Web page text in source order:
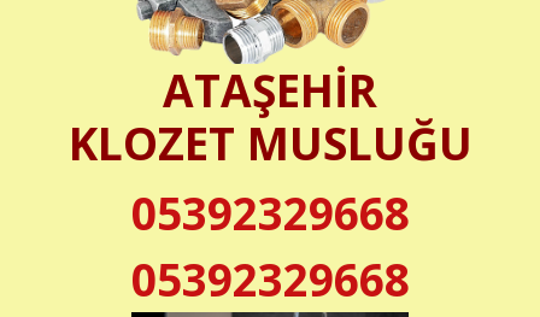
ATAŞEHİR
KLOZET MUSLUĞU
05392329668
05392329668